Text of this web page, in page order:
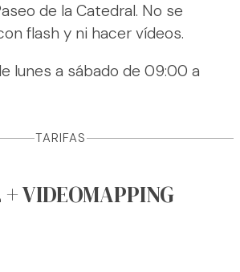
de la Catedral. No se
flash y ni hacer vídeos.
lunes a sábado de 09:00 a
TARIFAS
VIDEOMAPPING